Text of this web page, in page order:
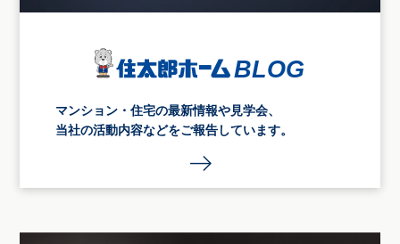
マンション・住宅の最新情報や見学会、
当社の活動内容などをご報告しています。